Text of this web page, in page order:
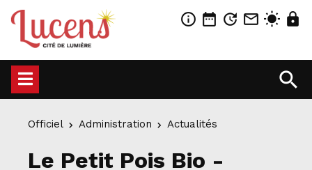
info_outline date_range update mail_outline wb_sunny lock
search
Officiel Administration Actualités
Le Petit Pois Bio -